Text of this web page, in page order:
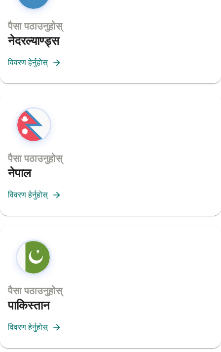
पैसा पठाउनुहोस्
नेदरल्याण्ड्स
विवरण हेर्नुहोस्
पैसा पठाउनुहोस्
नेपाल
विवरण हेर्नुहोस्
पैसा पठाउनुहोस्
पाकिस्तान
विवरण हेर्नुहोस्